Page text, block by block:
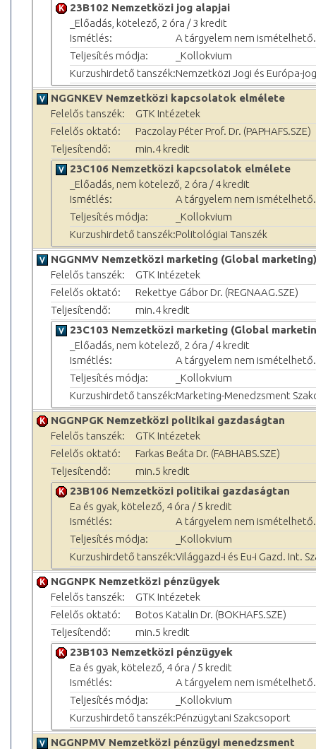
23B102 Nemzetközi jog alapjai
_Előadás, kötelező, 2 óra / 3 kredit
Ismétlés:
A tárgyelem nem ismételhető.
Teljesítés módja:
_Kollokvium
Kurzushirdető tanszék:Nemzetközi Jogi és Európa-
NGGNKEV Nemzetközi kapcsolatok elmélete
Felelős tanszék:
GTK Intézetek
Felelős oktató:
Paczolay Péter Prof. Dr. (PAPHAFS.SZE)
Teljesítendő:
min.4 kredit
23C106 Nemzetközi kapcsolatok elmélete
_Előadás, nem kötelező, 2 óra / 4 kredit
Ismétlés:
A tárgyelem nem ismételhető.
Teljesítés módja:
_Kollokvium
Kurzushirdető tanszék:Politológiai Tanszék
NGGNMV Nemzetközi marketing (Global marketing)
Felelős tanszék:
GTK Intézetek
Felelős oktató:
Rekettye Gábor Dr. (REGNAAG.SZE)
Teljesítendő:
min.4 kredit
23C103 Nemzetközi marketing (Global
_Előadás, nem kötelező, 2 óra / 4 kredit
Ismétlés:
A tárgyelem nem ismételhető.
Teljesítés módja:
_Kollokvium
Kurzushirdető tanszék:Marketing-Menedzsment
NGGNPGK Nemzetközi politikai gazdaságtan
Felelős tanszék:
GTK Intézetek
Felelős oktató:
Farkas Beáta Dr. (FABHABS.SZE)
Teljesítendő:
min.5 kredit
23B106 Nemzetközi politikai gazdaságtan
Ea és gyak, kötelező, 4 óra / 5 kredit
Ismétlés:
A tárgyelem nem ismételhető.
Teljesítés módja:
_Kollokvium
Kurzushirdető tanszék:Világgazd-i és Eu-i Gazd. Int.
NGGNPK Nemzetközi pénzügyek
Felelős tanszék:
GTK Intézetek
Felelős oktató:
Botos Katalin Dr. (BOKHAFS.SZE)
Teljesítendő:
min.5 kredit
23B103 Nemzetközi pénzügyek
Ea és gyak, kötelező, 4 óra / 5 kredit
Ismétlés:
A tárgyelem nem ismételhető.
Teljesítés módja:
_Kollokvium
Kurzushirdető tanszék:Pénzügytani Szakcsoport
NGGNPMV Nemzetközi pénzügyi menedzsment